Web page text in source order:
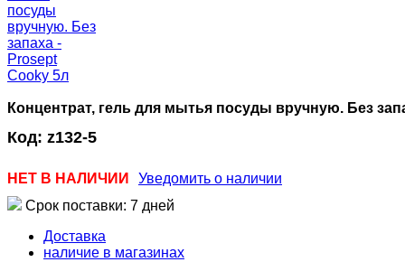
Концентрат, гель для мытья посуды вручную. Без
Код: z132-5
НЕТ В НАЛИЧИИ
Уведомить о наличии
Срок поставки: 7 дней
Доставка
наличие в магазинах